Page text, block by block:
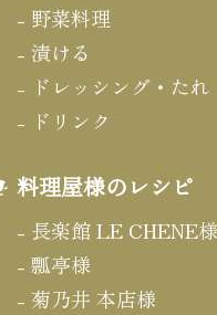
野菜料理
漬ける
ドレッシング・たれ
ドリンク
料理屋様のレシピ
長楽館 LE CHENE様
瓢亭様
菊乃井 本店様